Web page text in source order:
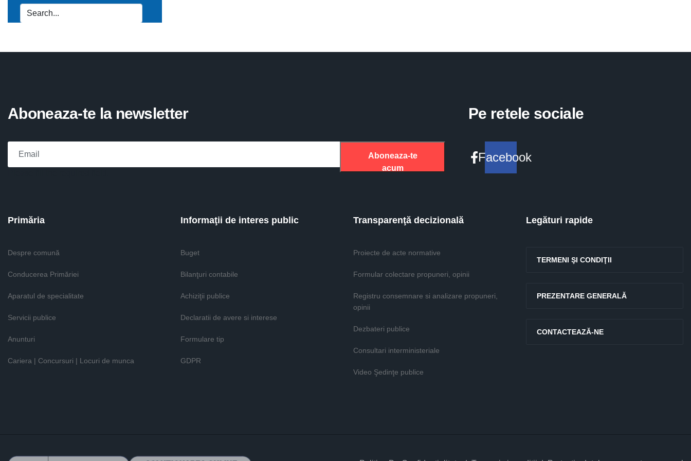
Aboneaza-te la newsletter
Aboneaza-te
acum
Pe retele sociale
Facebook
Primăria
Despre comună
Conducerea Primăriei
Aparatul de specialitate
Servicii publice
Anunturi
Cariera | Concursuri | Locuri de munca
Informaţii de interes public
Buget
Bilanţuri contabile
Achiziţii publice
Declaratii de avere si interese
Formulare tip
GDPR
Transparenţă decizională
Proiecte de acte normative
Formular colectare propuneri, opinii
Registru consemnare si analizare propuneri,
opinii
Dezbateri publice
Consultari interministeriale
Video Şedinţe publice
Legături rapide
TERMENI ŞI CONDIŢII
PREZENTARE GENERALĂ
CONTACTEAZĂ-NE